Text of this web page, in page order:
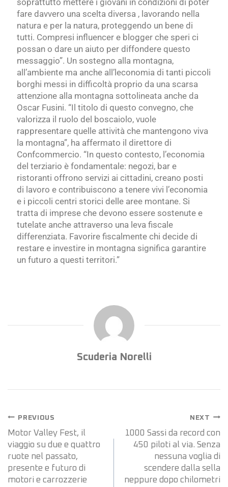
soprattutto mettere i giovani in condizioni di poter
fare davvero una scelta diversa , lavorando nella
natura e per la natura, proteggendo un bene di
tutti. Compresi influencer e blogger che speri ci
possan o dare un aiuto per diffondere questo
messaggio”. Un sostegno alla montagna,
all’ambiente ma anche all’leconomia di tanti piccoli
borghi messi in difficoltà proprio da una scarsa
attenzione alla montagna sottolineata anche da
Oscar Fusini. “Il titolo di questo convegno, che
valorizza il ruolo del boscaiolo, vuole
rappresentare quelle attività che mantengono viva
la montagna”, ha affermato il direttore di
Confcommercio. “In questo contesto, l’economia
del terziario è fondamentale: negozi, bar e
ristoranti offrono servizi ai cittadini, creano posti
di lavoro e contribuiscono a tenere vivi l’economia
e i piccoli centri storici delle aree montane. Si
tratta di imprese che devono essere sostenute e
tutelate anche attraverso una leva fiscale
differenziata. Favorire fiscalmente chi decide di
restare e investire in montagna significa garantire
un futuro a questi territori.”
Scuderia Norelli
PREVIOUS
Motor Valley Fest, il
viaggio su due e quattro
ruote nel passato,
presente e futuro di
motori e carrozzerie
NEXT
1000 Sassi da record con
450 piloti al via. Senza
nessuna voglia di
scendere dalla sella
neppure dopo chilometri